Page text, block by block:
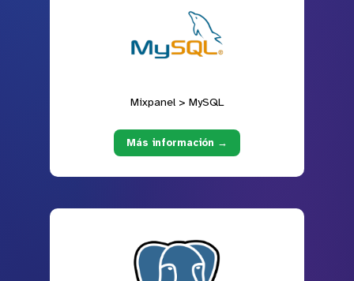
Mixpanel > MySQL
Más información →